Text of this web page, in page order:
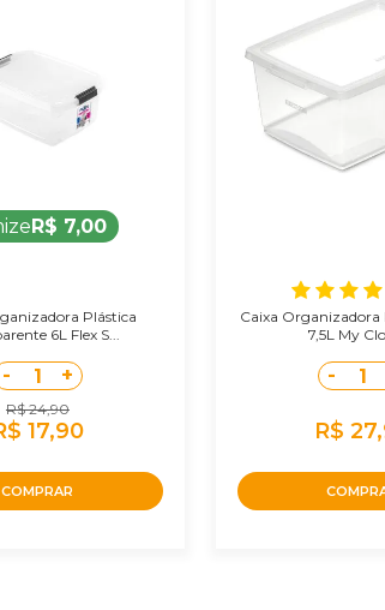
R$ 7,00
Plástica
6L Flex S...
- 1 +
R$ 24,90
17,90
COMPRAR
Caixa Organizadora
7,5L My
- 1
R$